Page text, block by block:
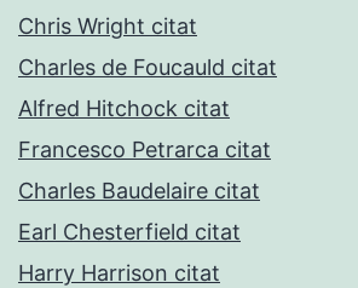
Chris Wright citat
Charles de Foucauld citat
Alfred Hitchock citat
Francesco Petrarca citat
Charles Baudelaire citat
Earl Chesterfield citat
Harry Harrison citat